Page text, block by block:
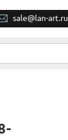
sale@lan-art.ru